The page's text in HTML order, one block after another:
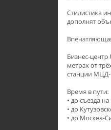
Стилистика
дополнят
Бизнес-
метрах от
станции
Время в пути:
• до съезда
• до
• до Москва-